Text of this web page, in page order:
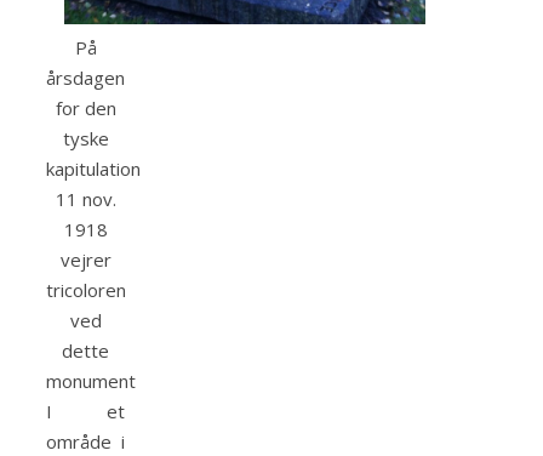
På
årsdagen
for den
tyske
kapitulation
11 nov.
1918
vejrer
tricoloren
ved
dette
monument
I et
område i